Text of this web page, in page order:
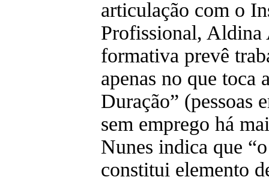
articulação com o
Profissional, Aldina
formativa prevê
apenas no que toca
Duração” (pessoas
sem emprego há
Nunes indica que
constitui elemento